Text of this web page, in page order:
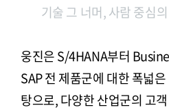
기술 그 너머, 사람 중심
웅진은 S/4HANA부터
SAP 전 제품군에 대한 폭넓
탕으로, 다양한 산업군의 고